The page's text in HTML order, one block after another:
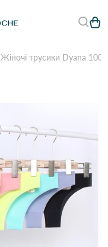
Жіночі трусики Dyana